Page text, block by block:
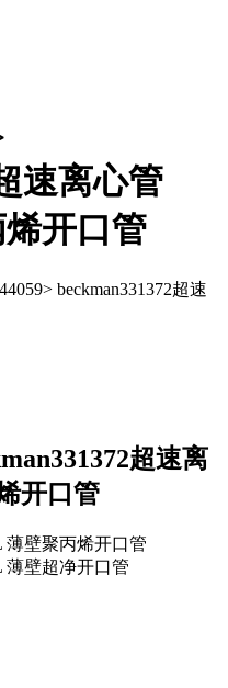
速离心管
开口管
beckman331372超速
超速离
开口管
薄壁聚丙烯开口管
薄壁超净开口管